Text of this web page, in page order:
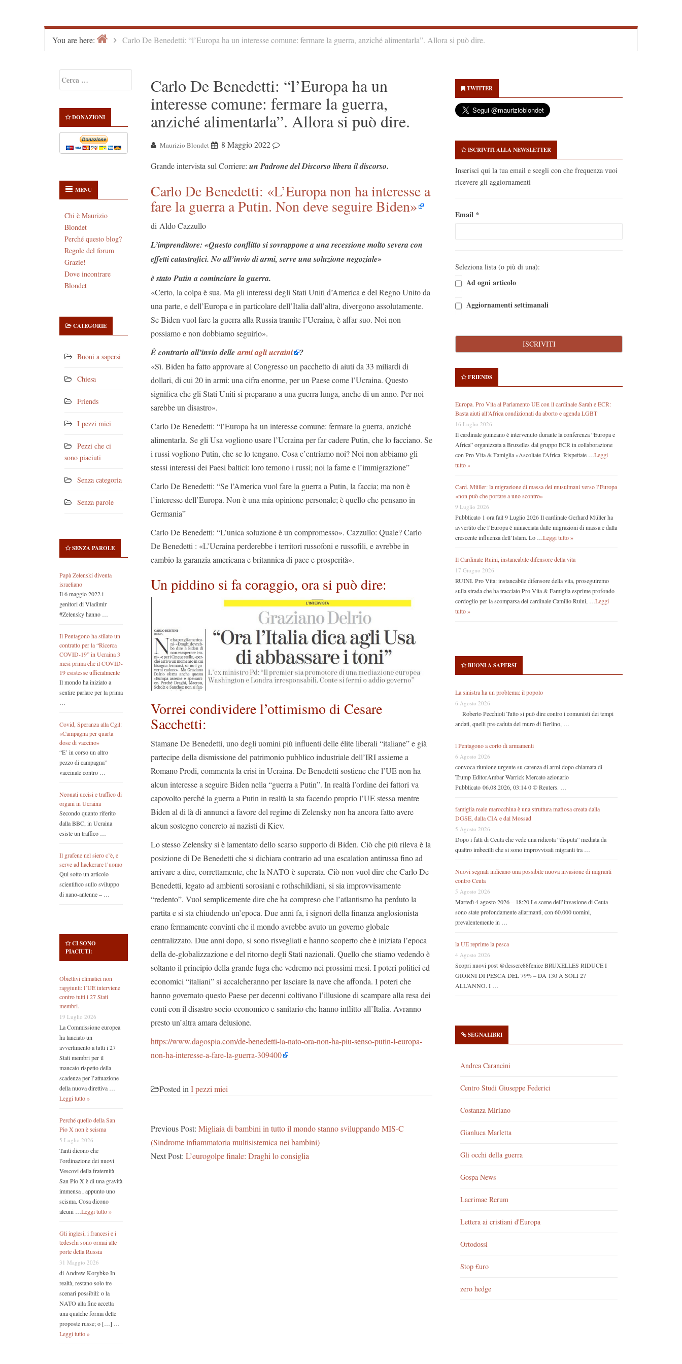
You are here: HomeCarlo De Benedetti: “l’Europa ha un interesse comune: fermare la guerra, anziché alimentarla”. Allora si può dire.
Sidebar
per:
DONAZIONI
MENU
Chi è Maurizio
Blondet
Perché questo blog?
Regole del forum
Grazie!
Dove incontrare
Blondet
CATEGORIE
Buoni a sapersi
Chiesa
Friends
I pezzi miei
Pezzi che ci
sono piaciuti
Senza categoria
Senza parole
SENZA PAROLE
Papà Zelenski diventa
israeliano
Il 6 maggio 2022 i
genitori di Vladimir
#Zelensky hanno …
Il Pentagono ha stilato un
contratto per la “Ricerca
COVID-19” in Ucraina 3
mesi prima che il COVID-
19 esistesse ufficialmente
Il mondo ha iniziato a
sentire parlare per la prima
…
Covid, Speranza alla Cgil:
«Campagna per quarta
dose di vaccino»
“E’ in corso un altro
pezzo di campagna”
vaccinale contro …
Neonati uccisi e traffico di
organi in Ucraina
Secondo quanto riferito
dalla BBC, in Ucraina
esiste un traffico …
Il grafene nel siero c’è, e
serve ad hackerare l’uomo
Qui sotto un articolo
scientifico sullo sviluppo
di nano-antenne – …
CI SONO
PIACIUTI:
Obiettivi climatici non
raggiunti: l’UE interviene
contro tutti i 27 Stati
membri.
19 Luglio 2026
La Commissione europea
ha lanciato un
avvertimento a tutti i 27
Stati membri per il
mancato rispetto della
scadenza per l’attuazione
della nuova direttiva …
Leggi tutto »
Perché quello della San
Pio X non è scisma
5 Luglio 2026
Tanti dicono che
l’ordinazione dei nuovi
Vescovi della fraternità
San Pio X è di una gravità
immensa , appunto uno
scisma. Cosa dicono
alcuni …Leggi tutto »
Gli inglesi, i francesi e i
tedeschi sono ormai alle
porte della Russia
31 Maggio 2026
di Andrew Korybko In
realtà, restano solo tre
scenari possibili: o la
NATO alla fine accetta
una qualche forma delle
proposte russe; o […] …
Leggi tutto »
Carlo De Benedetti: “l’Europa ha un
interesse comune: fermare la guerra,
anziché alimentarla”. Allora si può dire.
Maurizio Blondet
8 Maggio 2022
Grande intervista sul Corriere: un Padrone del Discorso libera il discorso.
Carlo De Benedetti: «L’Europa non ha interesse a
fare la guerra a Putin. Non deve seguire Biden»
di Aldo Cazzullo
L’imprenditore: «Questo conflitto si sovrappone a una recessione molto severa con
effetti catastrofici. No all’invio di armi, serve una soluzione negoziale»
è stato Putin a cominciare la guerra.
«Certo, la colpa è sua. Ma gli interessi degli Stati Uniti d’America e del Regno Unito da
una parte, e dell’Europa e in particolare dell’Italia dall’altra, divergono assolutamente.
Se Biden vuol fare la guerra alla Russia tramite l’Ucraina, è affar suo. Noi non
possiamo e non dobbiamo seguirlo».
È contrario all’invio dellearmi agli ucraini ?
«Sì. Biden ha fatto approvare al Congresso un pacchetto di aiuti da 33 miliardi di
dollari, di cui 20 in armi: una cifra enorme, per un Paese come l’Ucraina. Questo
significa che gli Stati Uniti si preparano a una guerra lunga, anche di un anno. Per noi
sarebbe un disastro».
Carlo De Benedetti: “l’Europa ha un interesse comune: fermare la guerra, anziché
alimentarla. Se gli Usa vogliono usare l’Ucraina per far cadere Putin, che lo facciano. Se
i russi vogliono Putin, che se lo tengano. Cosa c’entriamo noi? Noi non abbiamo gli
stessi interessi dei Paesi baltici: loro temono i russi; noi la fame e l’immigrazione”
Carlo De Benedetti: “Se l’America vuol fare la guerra a Putin, la faccia; ma non è
l’interesse dell’Europa. Non è una mia opinione personale; è quello che pensano in
Germania”
Carlo De Benedetti: “L’unica soluzione è un compromesso». Cazzullo: Quale? Carlo
De Benedetti : «L’Ucraina perderebbe i territori russofoni e russofili, e avrebbe in
cambio la garanzia americana e britannica di pace e prosperità».
Un piddino si fa coraggio, ora si può dire:
Vorrei condividere l’ottimismo di Cesare
Sacchetti:
Stamane De Benedetti, uno degli uomini più influenti delle élite liberali “italiane” e già
partecipe della dismissione del patrimonio pubblico industriale dell’IRI assieme a
Romano Prodi, commenta la crisi in Ucraina. De Benedetti sostiene che l’UE non ha
alcun interesse a seguire Biden nella “guerra a Putin”. In realtà l’ordine dei fattori va
capovolto perché la guerra a Putin in realtà la sta facendo proprio l’UE stessa mentre
Biden al di là di annunci a favore del regime di Zelensky non ha ancora fatto avere
alcun sostegno concreto ai nazisti di Kiev.
Lo stesso Zelensky si è lamentato dello scarso supporto di Biden. Ciò che più rileva è la
posizione di De Benedetti che si dichiara contrario ad una escalation antirussa fino ad
arrivare a dire, correttamente, che la NATO è superata. Ciò non vuol dire che Carlo De
Benedetti, legato ad ambienti sorosiani e rothschildiani, si sia improvvisamente
“redento”. Vuol semplicemente dire che ha compreso che l’atlantismo ha perduto la
partita e si sta chiudendo un’epoca. Due anni fa, i signori della finanza anglosionista
erano fermamente convinti che il mondo avrebbe avuto un governo globale
centralizzato. Due anni dopo, si sono risvegliati e hanno scoperto che è iniziata l’epoca
della de-globalizzazione e del ritorno degli Stati nazionali. Quello che stiamo vedendo è
soltanto il principio della grande fuga che vedremo nei prossimi mesi. I poteri politici ed
economici “italiani” si accalcheranno per lasciare la nave che affonda. I poteri che
hanno governato questo Paese per decenni coltivano l’illusione di scampare alla resa dei
conti con il disastro socio-economico e sanitario che hanno inflitto all’Italia. Avranno
presto un’altra amara delusione.
https://www.dagospia.com/de-benedetti-la-nato-ora-non-ha-piu-senso-putin-l-europa-
non-ha-interesse-a-fare-la-guerra-309400
Posted inI pezzi miei
Previous Post: Migliaia di bambini in tutto il mondo stanno sviluppando MIS-C
(Sindrome infiammatoria multisistemica nei bambini)
Next Post: L’eurogolpe finale: Draghi lo consiglia
Sidebar
TWITTER
ISCRIVITI ALLA NEWSLETTER
Inserisci qui la tua email e scegli con che frequenza vuoi
ricevere gli aggiornamenti
Email *
Seleziona lista (o più di una):
Ad ogni articolo
Aggiornamenti settimanali
FRIENDS
Europa. Pro Vita al Parlamento UE con il cardinale Sarah e ECR:
Basta aiuti all’Africa condizionati da aborto e agenda LGBT
16 Luglio 2026
Il cardinale guineano è intervenuto durante la conferenza “Europa e
Africa” organizzata a Bruxelles dal gruppo ECR in collaborazione
con Pro Vita & Famiglia «Ascoltate l’Africa. Rispettate … Leggi
tutto »
Card. Müller: la migrazione di massa dei musulmani verso l’Europa
«non può che portare a uno scontro»
9 Luglio 2026
Pubblicato 1 ora fail 9 Luglio 2026 Il cardinale Gerhard Müller ha
avvertito che l’Europa è minacciata dalle migrazioni di massa e dalla
crescente influenza dell’Islam. Lo … Leggi tutto »
Il Cardinale Ruini, instancabile difensore della vita
17 Giugno 2026
RUINI. Pro Vita: instancabile difensore della vita, proseguiremo
sulla strada che ha tracciato Pro Vita & Famiglia esprime profondo
cordoglio per la scomparsa del cardinale Camillo Ruini, … Leggi
tutto »
BUONI A SAPERSI
La sinistra ha un problema: il popolo
6 Agosto 2026
Roberto Pecchioli Tutto si può dire contro i comunisti dei tempi
andati, quelli pre-caduta del muro di Berlino, …
l Pentagono a corto di armamenti
6 Agosto 2026
convoca riunione urgente su carenza di armi dopo chiamata di
Trump EditorAmbar Warrick Mercato azionario
Pubblicato 06.08.2026, 03:14 0 © Reuters. …
famiglia reale marocchina è una struttura mafiosa creata dalla
DGSE, dalla CIA e dal Mossad
5 Agosto 2026
Dopo i fatti di Ceuta che vede una ridicola “disputa” mediata da
quattro imbecilli che si sono improvvisati migranti tra …
Nuovi segnali indicano una possibile nuova invasione di migranti
contro Ceuta
5 Agosto 2026
Martedì 4 agosto 2026 – 18:20 Le scene dell’invasione di Ceuta
sono state profondamente allarmanti, con 60.000 uomini,
prevalentemente in …
la UE reprime la pesca
4 Agosto 2026
Scopri nuovi post @dessere88fenice BRUXELLES RIDUCE I
GIORNI DI PESCA DEL 79% – DA 130 A SOLI 27
ALL’ANNO. I …
SEGNALIBRI
Andrea Carancini
Centro Studi Giuseppe Federici
Costanza Miriano
Gianluca Marletta
Gli occhi della guerra
Gospa News
Lacrimae Rerum
Lettera ai cristiani d'Europa
Ortodossi
Stop €uro
zero hedge